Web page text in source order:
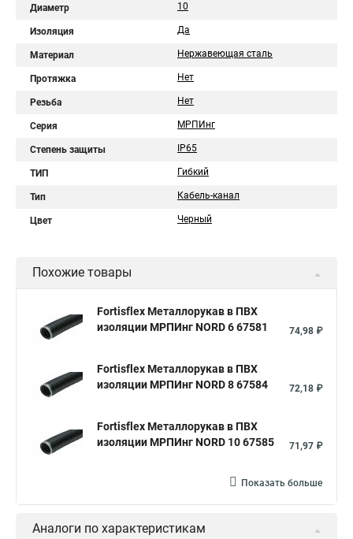
Диаметр 10
Изоляция Да
Материал Нержавеющая сталь
Протяжка Нет
Резьба Нет
Серия МРПИнг
Степень защиты IP65
ТИП Гибкий
Тип Кабель-канал
Цвет Черный
Похожие товары
Fortisflex Металлорукав в ПВХ
изоляции МРПИнг NORD 6 67581
74,98 ₽
Fortisflex Металлорукав в ПВХ
изоляции МРПИнг NORD 8 67584
72,18 ₽
Fortisflex Металлорукав в ПВХ
изоляции МРПИнг NORD 10 67585
71,97 ₽
Показать больше
Аналоги по характеристикам